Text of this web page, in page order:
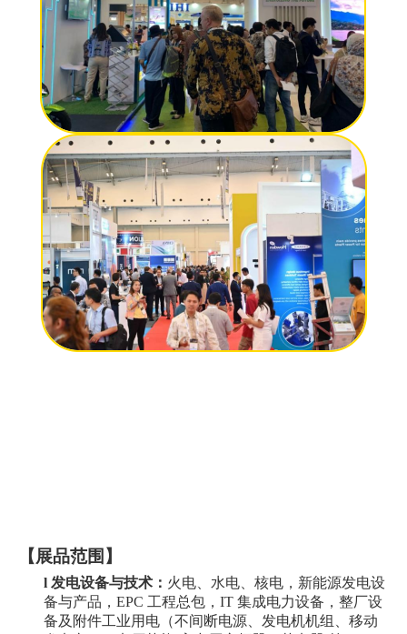
【展品范围】
l 发电设备与技术： 火电、水电、核电，新能源发电设
备与产品， EPC 工程总包，IT 集成电力设备，整厂设
备及附件工业用电（不间断电源、发电机机组、移动